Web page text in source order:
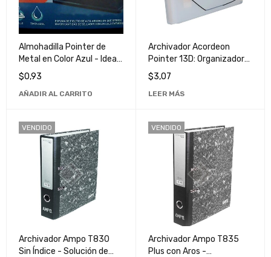
Almohadilla Pointer de
Metal en Color Azul - Ideal
para Oficina y Hogar
$0,93
AÑADIR AL CARRITO
Archivador Acordeon
Pointer 13D: Organizador
de Documentos
Resistente y Espacioso
$3,07
LEER MÁS
VENDIDO
Archivador Ampo T830
Sin Índice - Solución de
VENDIDO
Archivador Ampo T835
Plus con Aros -